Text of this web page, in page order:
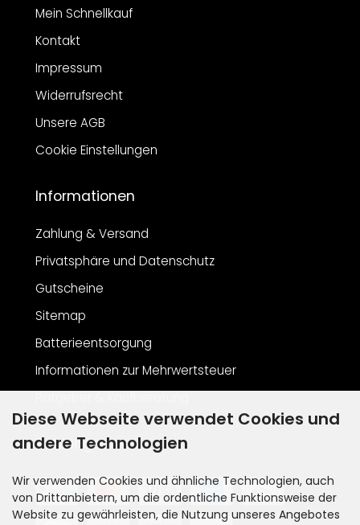
Mein Schnellkauf
Kontakt
Impressum
Widerrufsrecht
Unsere AGB
Cookie Einstellungen
Informationen
Zahlung & Versand
Privatsphäre und Datenschutz
Gutscheine
Sitemap
Batterieentsorgung
Informationen zur Mehrwertsteuer
Zahlungsarten
Diese Webseite verwendet Cookies und
andere Technologien
Wir verwenden Cookies und ähnliche Technologien, auch
von Drittanbietern, um die ordentliche Funktionsweise der
Website zu gewährleisten, die Nutzung unseres Angebotes